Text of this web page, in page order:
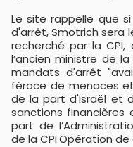
Le site rappelle que
d'arrêt, Smotrich sera
recherché par la CPI,
l’ancien ministre de
mandats d'arrêt
féroce de menaces
de la part d'Israël et
sanctions
part de
de la CPI.Opération